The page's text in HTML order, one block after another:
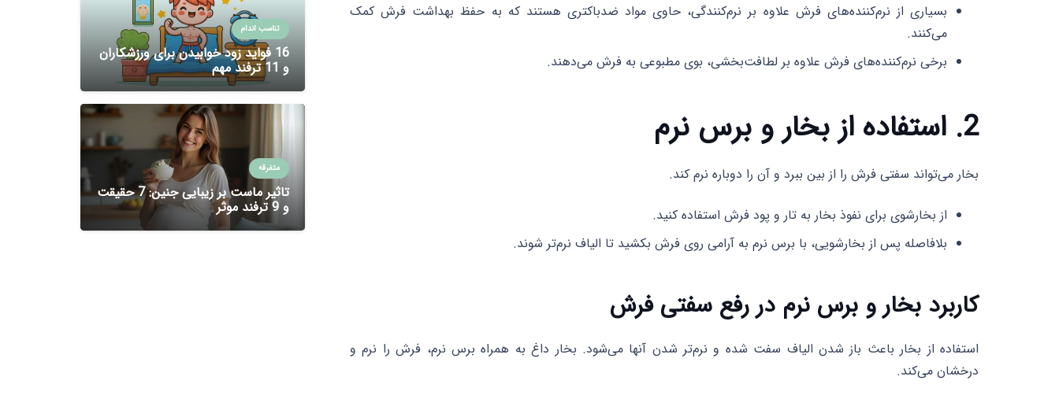
بسیاری از نرم‌کننده‌های فرش علاوه بر نرم‌کنندگی، حاوی مواد ضدباکتری هستند که به حفظ بهداشت فرش کمک
می‌کنند.
برخی نرم‌کننده‌های فرش علاوه بر لطافت‌بخشی، بوی مطبوعی به فرش می‌دهند.
2. استفاده از بخار و برس نرم
بخار می‌تواند سفتی فرش را از بین ببرد و آن را دوباره نرم کند.
از بخارشوی برای نفوذ بخار به تار و پود فرش استفاده کنید.
بلافاصله پس از بخارشویی، با برس نرم به آرامی روی فرش بکشید تا الیاف نرم‌تر شوند.
کاربرد بخار و برس نرم در رفع سفتی فرش
استفاده از بخار باعث باز شدن الیاف سفت شده و نرم‌تر شدن آنها می‌شود. بخار داغ به همراه برس نرم، فرش را نرم و
درخشان می‌کند.
تناسب اندام
16 فواید زود خوابیدن برای ورزشکاران
و 11 ترفند مهم
متفرقه
تاثیر ماست بر زیبایی جنین: 7 حقیقت
و 9 ترفند موثر